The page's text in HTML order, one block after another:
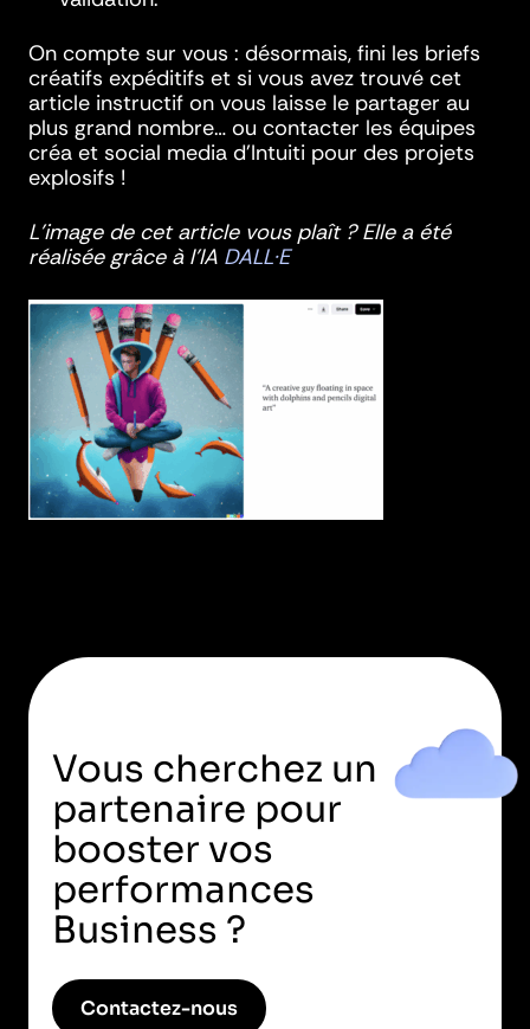
On compte sur vous : désormais, fini les briefs
créatifs expéditifs et si vous avez trouvé cet
article instructif on vous laisse le partager au
plus grand nombre… ou contacter les équipes
créa et social media d’Intuiti pour des projets
explosifs !
L’image de cet article vous plaît ? Elle a été
réalisée grâce à l’IA DALL·E
Vous cherchez un
partenaire pour
booster vos
performances
Business ?
Contactez-nous